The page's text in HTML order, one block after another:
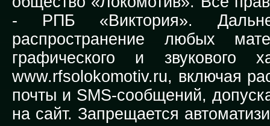
- РПБ «Виктория».
распространение любых
графического и звукового
www.rfsolokomotiv.ru, включая
почты и SMS-сообщений,
на сайт. Запрещается